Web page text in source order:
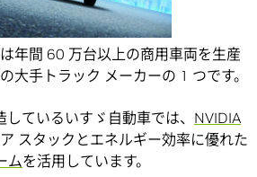
年間 60 万台以上の商用車両を生産
大手トラック メーカーの 1 つです。
ているいすゞ自動車では、 NVIDIA
スタックとエネルギー効率に優れた
ムを活用しています。